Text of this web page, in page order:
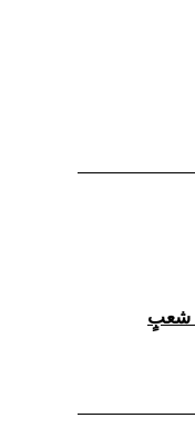
شعبٍ